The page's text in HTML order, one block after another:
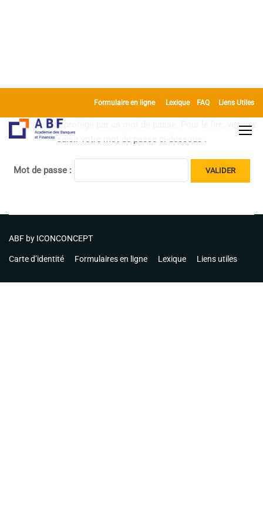
Formulaire en ligne Lexique FAQ Liens Utiles
Cet article est protégé par un mot de passe. Pour le lire, veuillez
saisir votre mot de passe ci-dessous :
Mot de passe :
ABF by ICONCONCEPT
Carte d’identité Formulaires en ligne Lexique Liens utiles